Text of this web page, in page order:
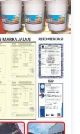
Harga Cat
Jalan
Jalan Intip
Pabrik